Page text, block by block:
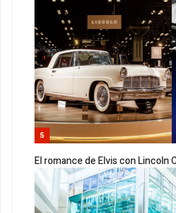
5
El romance de Elvis con Lincoln